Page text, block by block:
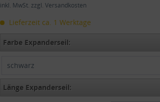
inkl. MwSt. zzgl. Versandkosten
Lieferzeit ca. 1 Werktage
Farbe Expanderseil:
schwarz
Länge Expanderseil: